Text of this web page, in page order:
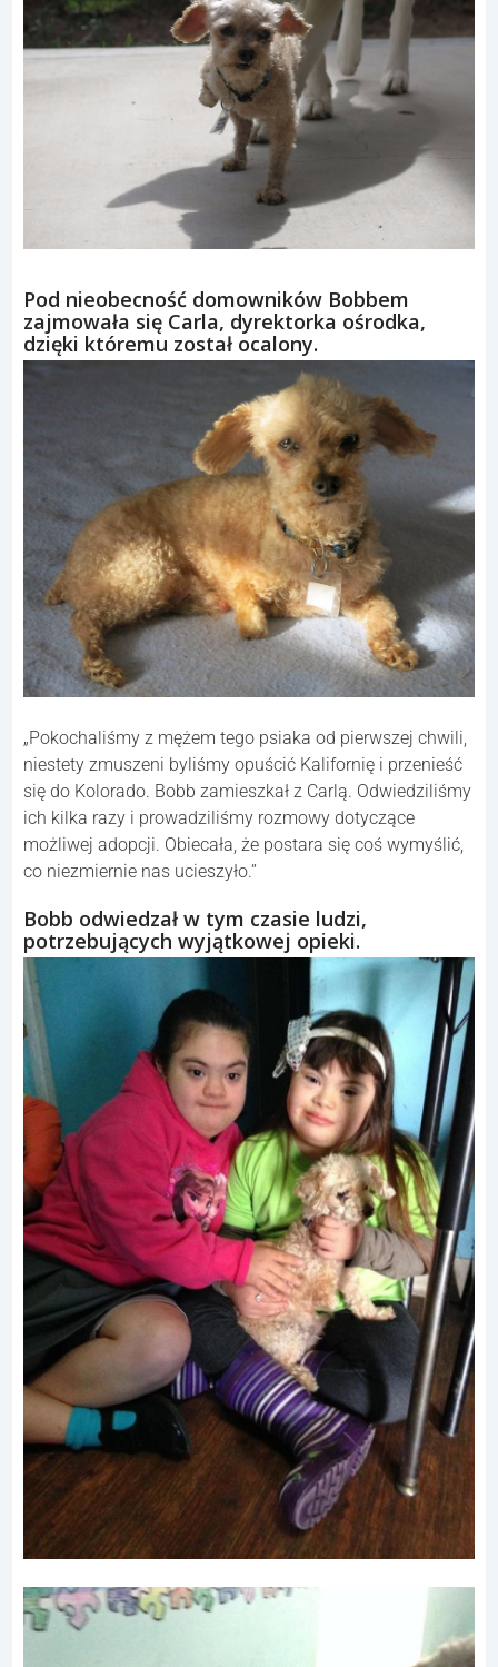
Pod nieobecność domowników Bobbem
zajmowała się Carla, dyrektorka ośrodka,
dzięki któremu został ocalony.
„Pokochaliśmy z mężem tego psiaka od pierwszej chwili,
niestety zmuszeni byliśmy opuścić Kalifornię i przenieść
się do Kolorado. Bobb zamieszkał z Carlą. Odwiedziliśmy
ich kilka razy i prowadziliśmy rozmowy dotyczące
możliwej adopcji. Obiecała, że postara się coś wymyślić,
co niezmiernie nas ucieszyło.”
Bobb odwiedzał w tym czasie ludzi,
potrzebujących wyjątkowej opieki.